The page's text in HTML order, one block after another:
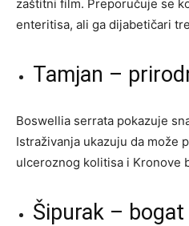
zaštitni film. Preporučuje se
enteritisa, ali ga dijabetičari
Tamjan –
Boswellia serrata pokazuje
Istraživanja ukazuju da može
ulceroznog kolitisa i Kronove
Šipurak –